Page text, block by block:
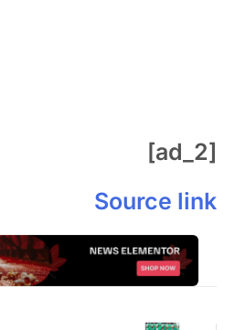
[ad_2]
Source link